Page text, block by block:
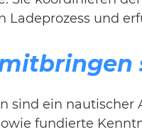
Ladeprozess und
sind ein
fundierte